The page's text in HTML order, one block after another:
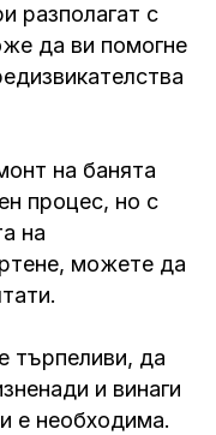
разполагат с
да ви помогне
на банята
процес, но с
на
можете да
търпеливи, да
и винаги
е необходима.